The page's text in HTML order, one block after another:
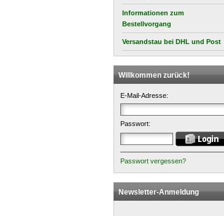
Informationen zum
Bestellvorgang
Versandstau bei DHL und Post
Willkommen zurück!
E-Mail-Adresse:
Passwort:
Passwort vergessen?
Newsletter-Anmeldung